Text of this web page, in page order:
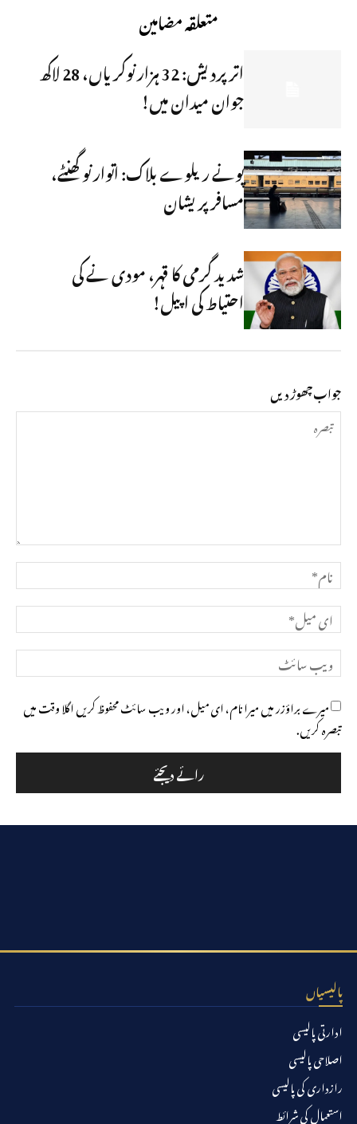
متعلقہ مضامین
اتر پردیش: 32 ہزار نوکریاں، 28 لاکھ
جوان میدان میں!
پونے ریلوے بلاک: اتوار نو گھنٹے،
مسافر پریشان
شدید گرمی کا قہر، مودی نے کی
احتیاط کی اپیل!
جواب چھوڑ دیں
تبصرہ
نام*
ای
میل*
ویب
سائٹ
میرے براؤزر میں میرا نام، ای میل، اور ویب سائٹ محفوظ کریں اگلا وقت میں
تبصرہ کریں.
پالیسیاں
ادارتی پالیسی
اصلاحی پالیسی
رازداری کی پالیسی
استعمال کی شرائط